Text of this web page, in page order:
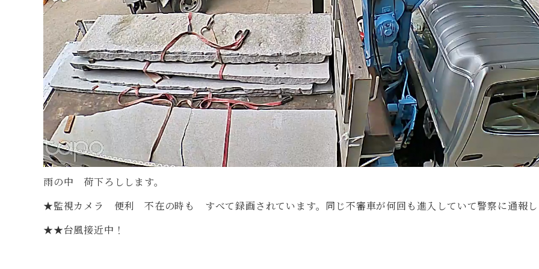
雨の中 荷下ろしします。
★監視カメラ 便利 不在の時も すべて録画されています。同じ不審車が何回も進入していて警察に通報
★★台風接近中！